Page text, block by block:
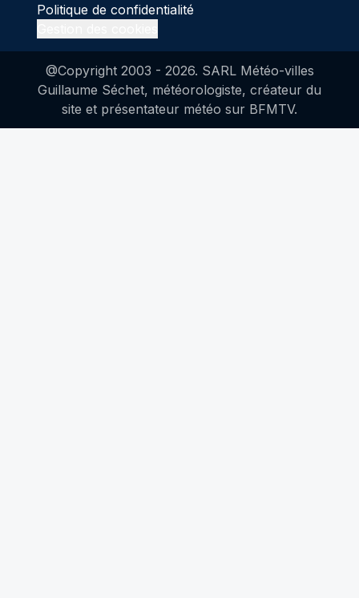
Politique de confidentialité
@Copyright 2003 - 2026. SARL Météo-villes
Guillaume Séchet, météorologiste, créateur du
site et présentateur météo sur BFMTV.